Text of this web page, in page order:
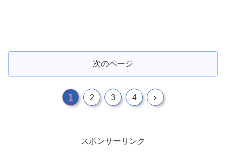
次のページ
1 2 3 4
スポンサーリンク